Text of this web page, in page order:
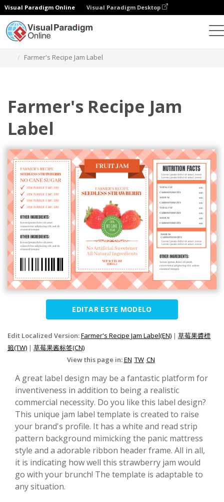
Visual Paradigm Online Visual Paradigm Desktop
Farmer's Recipe Jam Label
Farmer's Recipe Jam
Label
EDITAR ESTE MODELO
Edit Localized Version:Farmer's Recipe Jam Label(EN) | 草莓果醬標
籤(TW) | 草莓果酱标签(CN)
View this page in:EN TW CN
A great label design may be a fantastic platform for
inventiveness in addition to being a realistic
commercial necessity. Do you like this label design?
This unique jam label template is created to raise
your brand's profile. It has a white and read strip
pattern background mimicking the panic mattress
style and a adorable ribbon header frame. All in all,
it is indicating how well this strawberry jam would
go with your brunch! The template is adaptable to
any situation.